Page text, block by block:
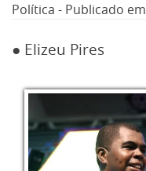
Política - Publicado em
● Elizeu Pires